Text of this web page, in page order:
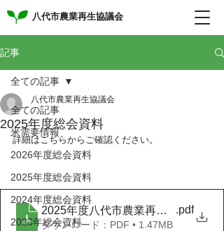
八代市農業再生協議会
記事
全ての記事
米需要情報
2026年度総会資料
2025年度総会資料
2024年度総会資料
2023年総会資料
全ての記事
2025年度総会資料
八代市農業再生協議会
詳細はこちらからご確認ください。
2025年度八代市農業再生協議会通常
.pdf
ダウンロード：PDF • 1.47MB